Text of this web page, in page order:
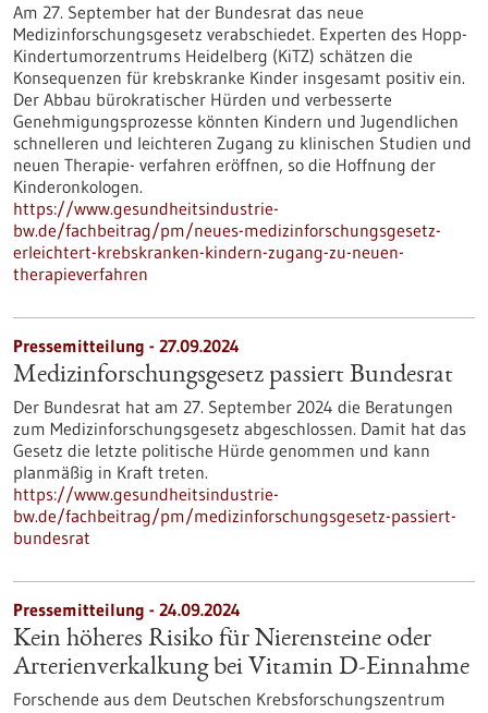
Am 27. September hat der Bundesrat das neue
Medizinforschungsgesetz verabschiedet. Experten des Hopp-
Kindertumorzentrums Heidelberg (KiTZ) schätzen die
Konsequenzen für krebskranke Kinder insgesamt positiv ein.
Der Abbau bürokratischer Hürden und verbesserte
Genehmigungsprozesse könnten Kindern und Jugendlichen
schnelleren und leichteren Zugang zu klinischen Studien und
neuen Therapie- verfahren eröffnen, so die Hoffnung der
Kinderonkologen.
https://www.gesundheitsindustrie-
bw.de/fachbeitrag/pm/neues-medizinforschungsgesetz-
erleichtert-krebskranken-kindern-zugang-zu-neuen-
therapieverfahren
Pressemitteilung - 27.09.2024
Medizinforschungsgesetz passiert Bundesrat
Der Bundesrat hat am 27. September 2024 die Beratungen
zum Medizinforschungsgesetz abgeschlossen. Damit hat das
Gesetz die letzte politische Hürde genommen und kann
planmäßig in Kraft treten.
https://www.gesundheitsindustrie-
bw.de/fachbeitrag/pm/medizinforschungsgesetz-passiert-
bundesrat
Pressemitteilung - 24.09.2024
Kein höheres Risiko für Nierensteine oder
Arterienverkalkung bei Vitamin D-Einnahme
Forschende aus dem Deutschen Krebsforschungszentrum